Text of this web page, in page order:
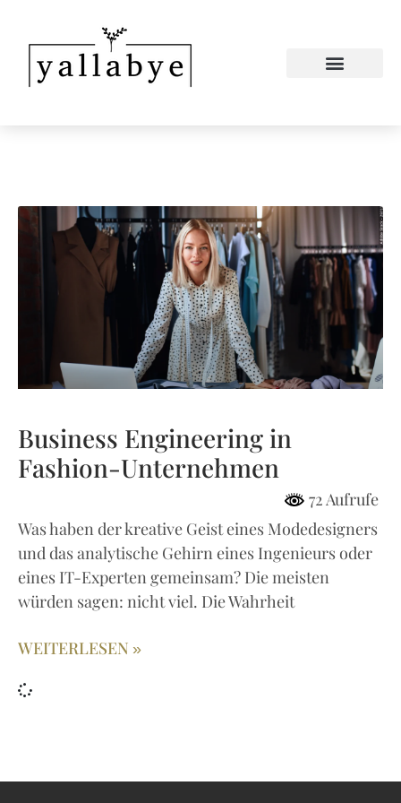
Business Engineering in
Fashion-Unternehmen
72 Aufrufe
Was haben der kreative Geist eines Modedesigners
und das analytische Gehirn eines Ingenieurs oder
eines IT-Experten gemeinsam? Die meisten
würden sagen: nicht viel. Die Wahrheit
WEITERLESEN »